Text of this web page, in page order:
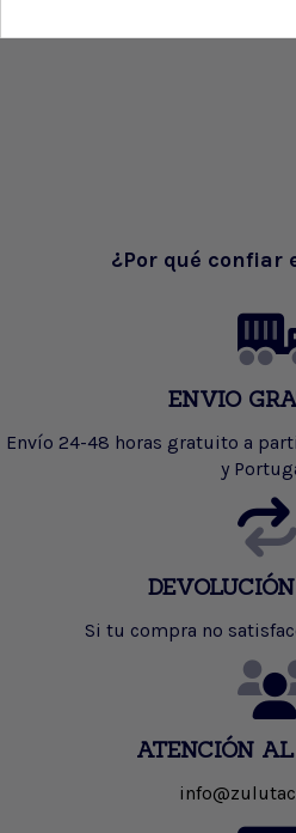
¿Por qué confiar
ENVIO
Envío 24-48 horas gratuito a
y
Si tu compra no
ATENCIÓN